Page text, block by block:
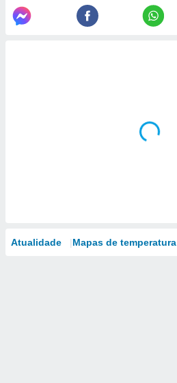
Atualidade Mapas de temperatura